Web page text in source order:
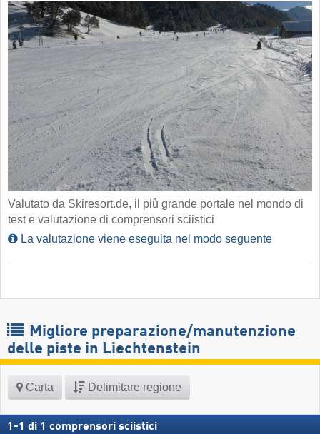
Valutato da Skiresort.de, il più grande portale nel mondo di
test e valutazione di comprensori sciistici
La valutazione viene eseguita nel modo seguente
Migliore preparazione/manutenzione
delle piste in Liechtenstein
Carta Delimitare regione
1 -1 di 1 comprensori sciistici